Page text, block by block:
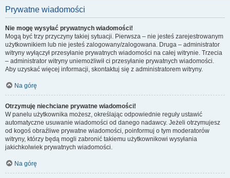
Prywatne wiadomości
Nie mogę wysyłać prywatnych wiadomości!
Mogą być trzy przyczyny takiej sytuacji. Pierwsza – nie jesteś zarejestrowanym
użytkownikiem lub nie jesteś zalogowany/zalogowana. Druga – administrator
witryny wyłączył przesyłanie prywatnych wiadomości na całej witrynie. Trzecia
– administrator witryny uniemożliwił ci przesyłanie prywatnych wiadomości.
Aby uzyskać więcej informacji, skontaktuj się z administratorem witryny.
Na górę
Otrzymuję niechciane prywatne wiadomości!
W panelu użytkownika możesz, określając odpowiednie reguły ustawić
automatyczne usuwanie wiadomości od danego nadawcy. Jeżeli otrzymujesz
od kogoś obraźliwe prywatne wiadomości, poinformuj o tym moderatorów
witryny, którzy będą mogli zabronić takiemu użytkownikowi wysyłania
jakichkolwiek prywatnych wiadomości.
Na górę